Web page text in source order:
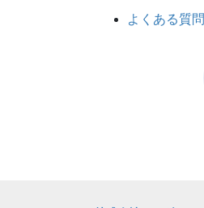
よくある質問